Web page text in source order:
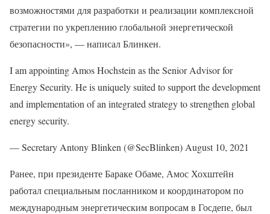
возможностями для разработки и реализации комплексной
стратегии по укреплению глобальной энергетической
безопасности», — написал Блинкен.
I am appointing Amos Hochstein as the Senior Advisor for
Energy Security. He is uniquely suited to support the development
and implementation of an integrated strategy to strengthen global
energy security.
— Secretary Antony Blinken (@SecBlinken) August 10, 2021
Ранее, при президенте Бараке Обаме, Амос Хохштейн
работал специальным посланником и координатором по
международным энергетическим вопросам в Госдепе, был